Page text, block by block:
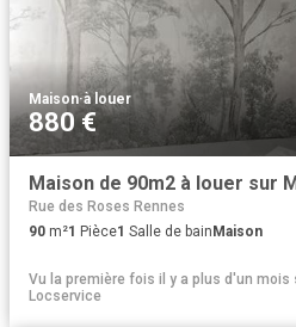
Maison·à louer
880 €
Maison de 90m2 à louer sur
Rue des Roses Rennes
90 m²1 Pièce1 Salle de bain Maison
Vu la première fois il y a plus d'un mois
Locservice